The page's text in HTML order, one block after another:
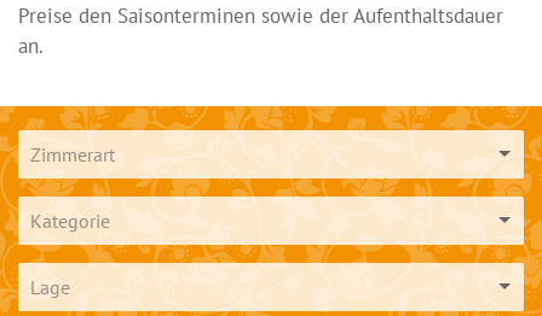
Preise den Saisonterminen sowie der Aufenthaltsdauer
an.
Zimmerart
Kategorie
Lage